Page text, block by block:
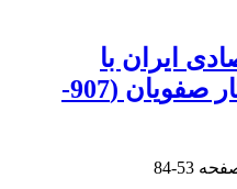
ایران با
پادشاهی سوئد در روزگار صفویان (907-
53-84